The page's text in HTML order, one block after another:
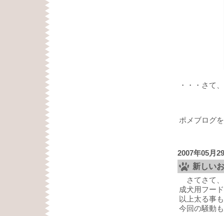
・・・さて
ポメブログ
2007年05月
新しい
さてさて、
成犬用フー
以上太る事
今回の騒動